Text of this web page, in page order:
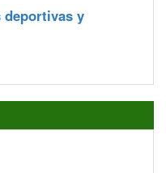
deportivas y